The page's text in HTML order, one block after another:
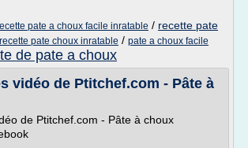
pate a choux facile inratable / recette pate
recette pate choux inratable / pate a choux facile
de pate a choux
vidéo de Ptitchef.com - Pâte à
de Ptitchef.com - Pâte à choux